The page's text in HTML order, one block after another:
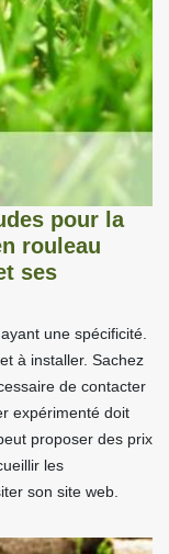
pour la
rouleau
ses
une spécificité.
à installer. Sachez
de contacter
expérimenté doit
proposer des prix
les
son site web.